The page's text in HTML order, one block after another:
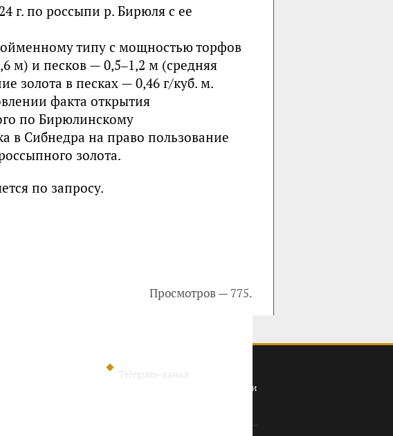
г. по россыпи р. Бирюля с ее
типу с мощностью торфов
м) и песков — 0,5‒1,2 м (средняя
золота в песках — 0,46 г/куб. м.
факта открытия
по Бирюлинскому
в Сибнедра на право пользование
золота.
по запросу.
Просмотров — 775.
Политика конфиденциальности